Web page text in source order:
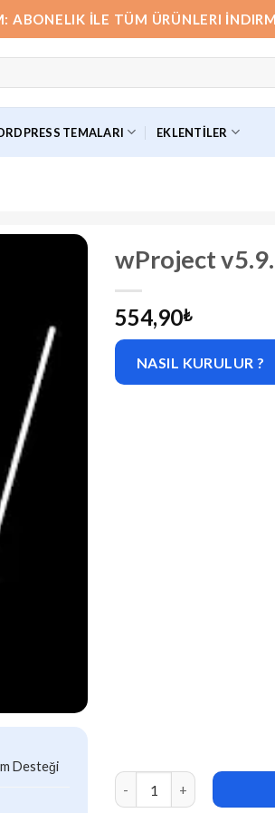
ABONELIK İLE TÜM ÜRÜNLERI
TEMALARI EKLENTILER
Desteği
wProject
554,90₺
NASIL KURULUR ?
wProject v5.9.1 + Addons